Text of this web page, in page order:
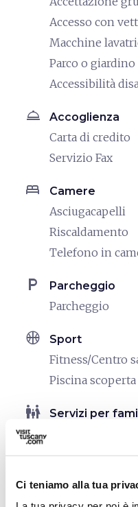
Ci teniamo alla tua
Accesso con
Macchine
Parco o giardino
Accessibilità
room_service Accoglienza
Carta di credito
Servizio Fax
bed Camere
Asciugacapelli
Riscaldamento
Telefono in
local_parking Parcheggio
Parcheggio
sports_basketball Sport
Fitness/Centro
Piscina scoperta
family_restroom Servizi per